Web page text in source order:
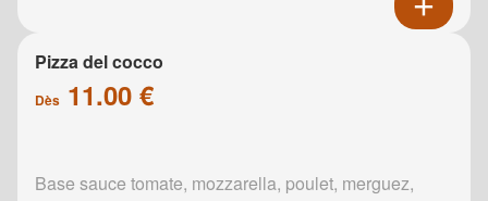
Pizza del cocco
Dès 11.00 €
Base sauce tomate, mozzarella, poulet, merguez,